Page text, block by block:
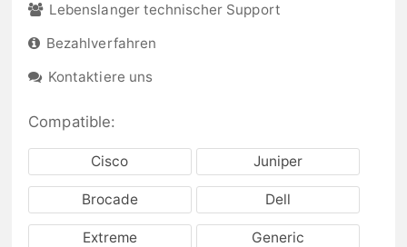
Lebenslanger technischer Support
Bezahlverfahren
Kontaktiere uns
Compatible:
Cisco Juniper
Brocade Dell
Extreme Generic